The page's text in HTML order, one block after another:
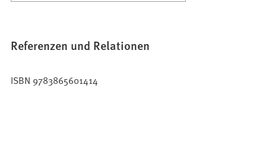
Referenzen und Relationen
ISBN 9783865601414